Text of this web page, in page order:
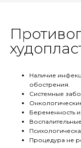
Наличие
обострения.
Системные
Беременность
Процедура не